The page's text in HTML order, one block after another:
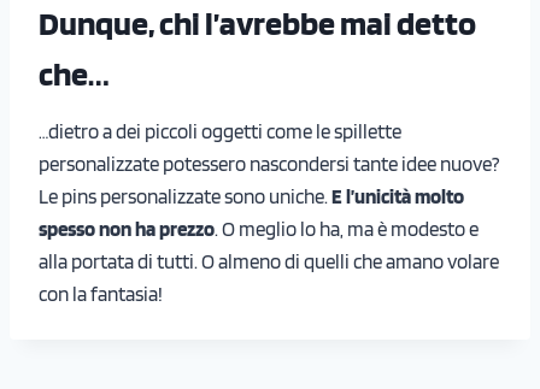
Dunque, chi l’avrebbe mai detto
che…
…dietro a dei piccoli oggetti come le spillette
personalizzate potessero nascondersi tante idee nuove?
Le pins personalizzate sono uniche. E l’unicità molto
spesso non ha prezzo. O meglio lo ha, ma è modesto e
alla portata di tutti. O almeno di quelli che amano volare
con la fantasia!